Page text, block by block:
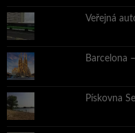
Veřejná
Barcelona
Pískovna